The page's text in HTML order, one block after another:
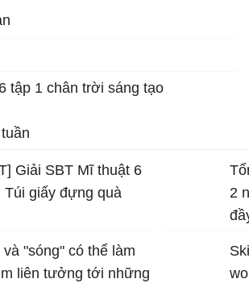
tập 1 chân trời sáng tạo
Giải SBT Mĩ thuật 6
Túi giấy đựng quà
và "sóng" có thể làm
liên tưởng tới những
2